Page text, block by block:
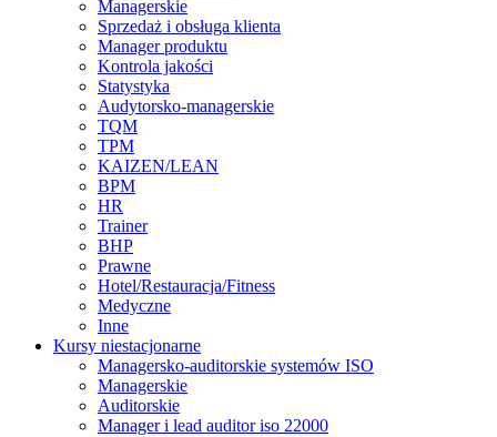
Managerskie
Sprzedaż i obsługa klienta
Manager produktu
Kontrola jakości
Statystyka
Audytorsko-managerskie
TQM
TPM
KAIZEN/LEAN
BPM
HR
Trainer
BHP
Prawne
Hotel/Restauracja/Fitness
Medyczne
Inne
Kursy niestacjonarne
Managersko-auditorskie systemów ISO
Managerskie
Auditorskie
Manager i lead auditor iso 22000